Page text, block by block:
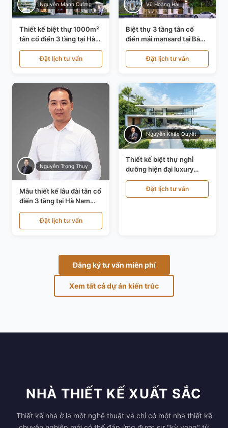
Nguyễn Mạnh Cường
Thiết kế biệt thự 1000m²
tân cổ điển 3 tầng tại Hà
Nội KT21010
Đặt lịch tư vấn
Vũ Hoàng Hải
Biệt thự 3 tầng tân cổ
điển mái mansard tại Bắc
Ninh KT21198
Đặt lịch tư vấn
Nguyễn Trọng Thụy
Mẫu thiết kế lâu đài tân cổ
điển 3 tầng tại Hà Nam
KT24821
Đặt lịch tư vấn
Nguyễn Khắc Quyết
Thiết kế biệt thự nghỉ
dưỡng hiện đại luxury
700m² tại Đà Nẵng
KT24616Đặt lịch tư vấn
Đăng ký tư vấn miễn phí
Xem tất cả dự án kiến trúc
NHÀ THIẾT KẾ XUẤT SẮC
Thiết kế nhà ở là một nghệ thuật và chỉ có một nhà thiết kế